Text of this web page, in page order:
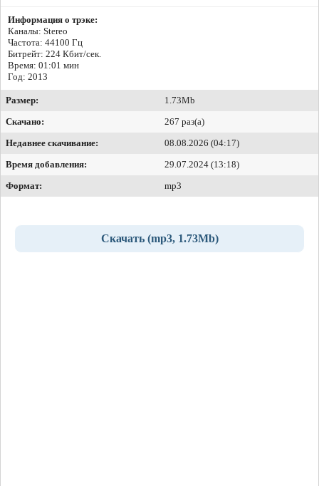
Информация о трэке:
Каналы: Stereo
Частота: 44100 Гц
Битрейт: 224 Кбит/сек.
Время: 01:01 мин
Год: 2013
Размер:
1.73Mb
Скачано:
267 раз(а)
Недавнее скачивание:
08.08.2026 (04:17)
Время добавления:
29.07.2024 (13:18)
Формат:
mp3
Скачать (mp3, 1.73Mb)